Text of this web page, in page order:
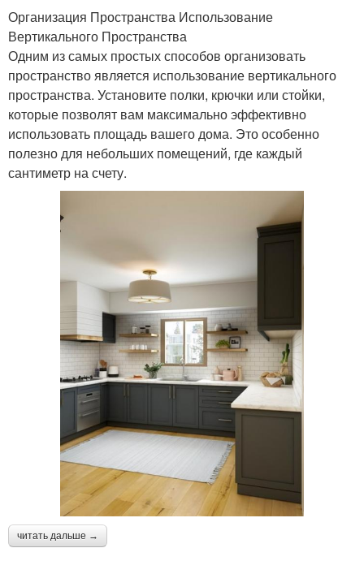
Организация Пространства Использование
Вертикального Пространства
Одним из самых простых способов организовать
пространство является использование вертикального
пространства. Установите полки, крючки или стойки,
которые позволят вам максимально эффективно
использовать площадь вашего дома. Это особенно
полезно для небольших помещений, где каждый
сантиметр на счету.
читать дальше →